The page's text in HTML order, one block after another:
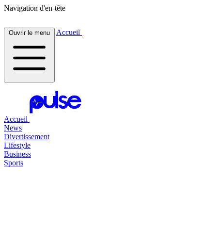
Navigation d'en-tête
Ouvrir le menu Accueil
Accueil
News
Divertissement
Lifestyle
Business
Sports